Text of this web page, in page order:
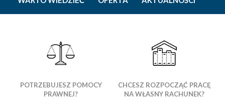
POTRZEBUJESZ POMOCY
PRAWNEJ?
CHCESZ ROZPOCZĄĆ PRACĘ
NA WŁASNY RACHUNEK?